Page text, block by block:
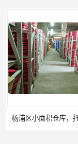
杨浦区小面积仓库，